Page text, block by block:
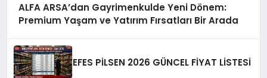
ALFA ARSA’dan Gayrimenkulde Yeni Dönem:
Premium Yaşam ve Yatırım Fırsatları Bir Arada
EFES PİLSEN 2026 GÜNCEL FİYAT LİSTESİ